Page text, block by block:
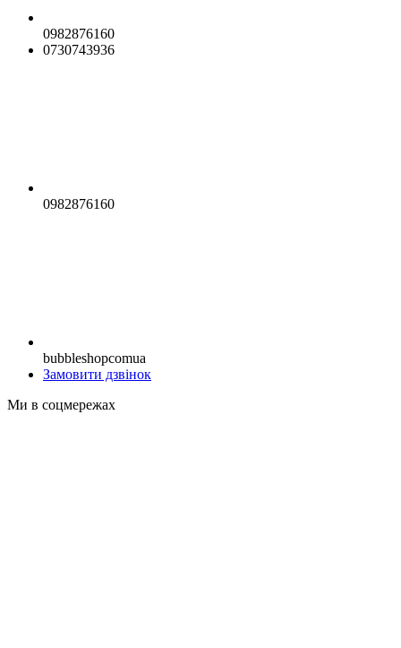
0982876160
0730743936
0982876160
bubbleshopcomua
Замовити дзвінок
Ми в соцмережах